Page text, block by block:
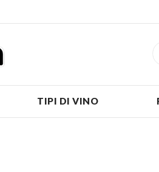
TIPI DI VINO